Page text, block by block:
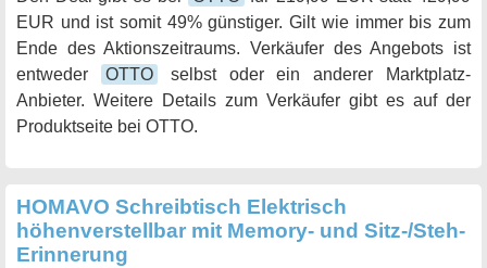
EUR und ist somit 49% günstiger. Gilt wie immer bis zum
Ende des Aktionszeitraums. Verkäufer des Angebots ist
entweder
OTTO
selbst oder ein anderer Marktplatz-
Anbieter. Weitere Details zum Verkäufer gibt es auf der
Produktseite bei OTTO.
HOMAVO Schreibtisch Elektrisch
höhenverstellbar mit Memory- und Sitz-/Steh-
Erinnerung